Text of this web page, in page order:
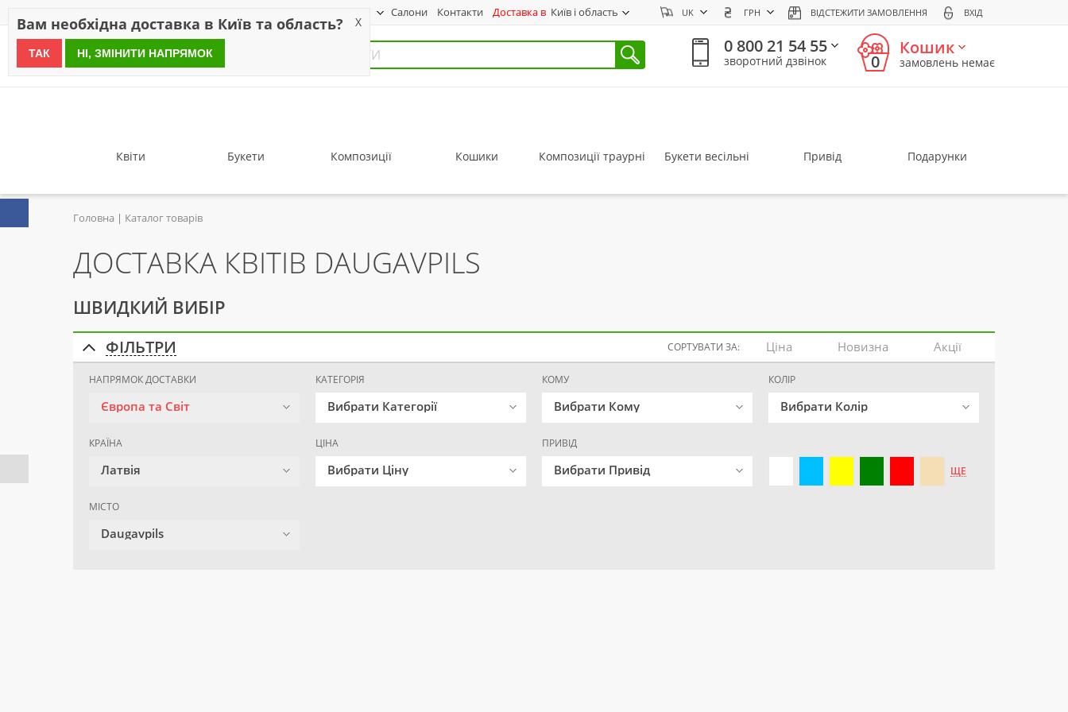
Салони Контакти Доставка в Київ і область UK ГРН ВІДСТЕЖИТИ ЗАМОВЛЕННЯ ВХІД
since 1999
0 800 21 54 55
зворотний дзвінок 0
Кошик
замовлень немає
Квіти Букети Композиції Кошики Композиції траурні Букети весільні Привід Подарунки
Головна Каталог товарів
ДОСТАВКА КВІТІВ DAUGAVPILS
ШВИДКИЙ ВИБІР
ФІЛЬТРИ СОРТУВАТИ ЗА: Ціна Новизна Акції
НАПРЯМОК ДОСТАВКИ
Європа та Світ
КАТЕГОРІЯ
Вибрати Категорії
КОМУ
Вибрати Кому
КОЛІР
Вибрати Колір
КРАЇНА
Латвія
МІСТО
Daugavpils
ЦІНА
Вибрати Ціну
ПРИВІД
Вибрати Привід ЩЕ
Вам необхідна доставка в Київ та область? X
ТАК НІ, ЗМІНИТИ НАПРЯМОК